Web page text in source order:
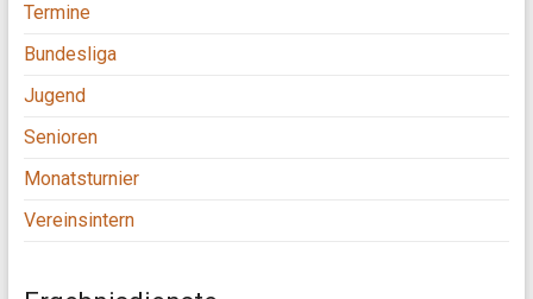
Termine
Bundesliga
Jugend
Senioren
Monatsturnier
Vereinsintern